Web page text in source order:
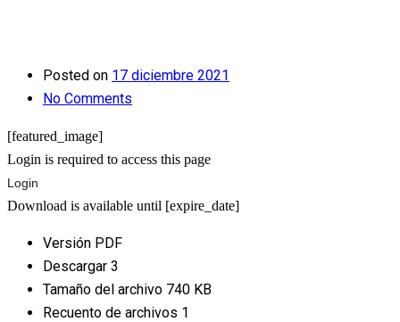
Posted on 17 diciembre 2021
No Comments
[featured_image]
Login is required to access this page
Login
Download is available until [expire_date]
Versión PDF
Descargar 3
Tamaño del archivo 740 KB
Recuento de archivos 1